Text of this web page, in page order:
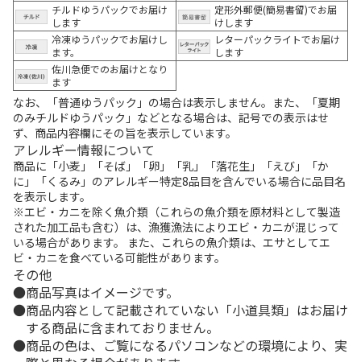
チルドゆうパックでお届け
します
定形外郵便(簡易書留)でお届
けします
冷凍ゆうパックでお届けし
ます。
レターパックライトでお届け
します
佐川急便でのお届けとなり
ます
なお、「普通ゆうパック」の場合は表示しません。また、「夏期
のみチルドゆうパック」などとなる場合は、記号での表示はせ
ず、商品内容欄にその旨を表示しています。
アレルギー情報について
商品に「小麦」「そば」「卵」「乳」「落花生」「えび」「か
に」「くるみ」のアレルギー特定8品目を含んでいる場合に品目名
を表示します。
※エビ・カニを除く魚介類（これらの魚介類を原材料として製造
された加工品も含む）は、漁獲漁法によりエビ・カニが混じって
いる場合があります。 また、これらの魚介類は、エサとしてエ
ビ・カニを食べている可能性があります。
その他
商品写真はイメージです。
商品内容として記載されていない「小道具類」はお届け
する商品に含まれておりません。
商品の色は、ご覧になるパソコンなどの環境により、実